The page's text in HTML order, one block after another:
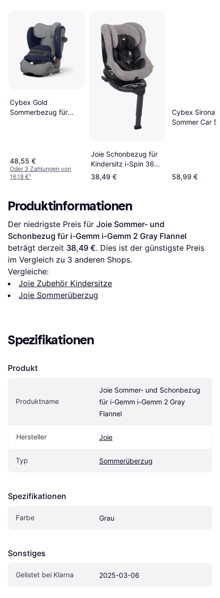
Cybex Gold
Sommerbezug für
48,55 €
Oder 3 Zahlungen von
16,18 €¹
Joie Schonbezug für
Kindersitz i-Spin 360
R / i-Spin 360 E
38,49 €
Cybex Sirona
Sommer Car
58,99 €
Produktinformationen
Der niedrigste Preis für Joie Sommer- und
Schonbezug für i-Gemm i-Gemm 2 Gray Flannel
beträgt derzeit 38,49 €. Dies ist der günstigste Preis
im Vergleich zu 3 anderen Shops.
Vergleiche:
Joie Zubehör Kindersitze
Joie Sommerüberzug
Spezifikationen
Produkt
Produktname
Joie Sommer- und Schonbezug
für i-Gemm i-Gemm 2 Gray
Flannel
Hersteller Joie
Typ Sommerüberzug
Spezifikationen
Farbe Grau
Sonstiges
Gelistet bei Klarna 2025-03-06